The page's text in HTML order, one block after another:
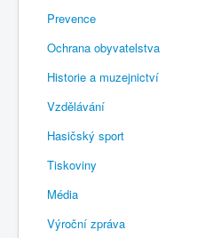
Prevence
Ochrana obyvatelstva
Historie a muzejnictví
Vzdělávání
Hasičský sport
Tiskoviny
Média
Výroční zpráva